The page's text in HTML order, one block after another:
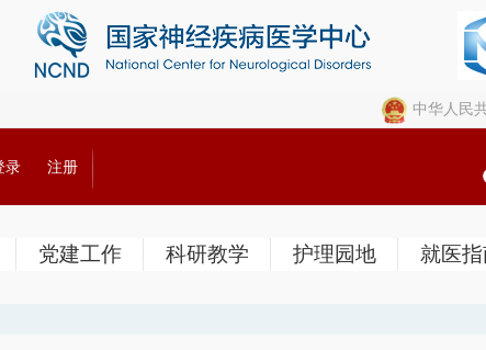
中华人民
录 注册
党建工作 科研教学 护理园地 就医